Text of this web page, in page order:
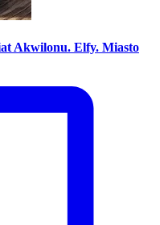
Akwilonu. Elfy. Miasto